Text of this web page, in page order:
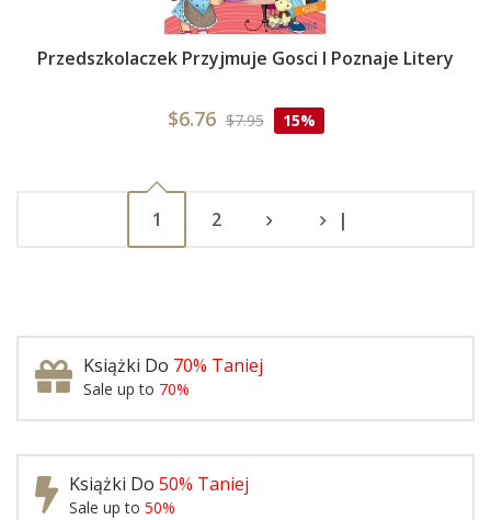
Przedszkolaczek Przyjmuje Gosci I Poznaje Litery
$6.76 $7.95 15%
1 2 |
Książki Do 70% Taniej
Sale up to 70%
Książki Do 50% Taniej
Sale up to 50%